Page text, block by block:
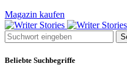
Magazin kaufen
Beliebte Suchbegriffe